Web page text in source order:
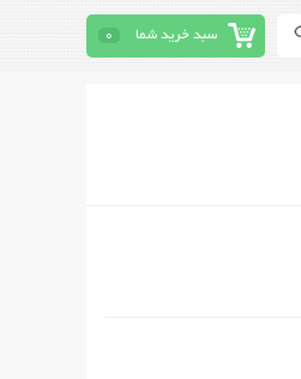
سبد خرید شما 0